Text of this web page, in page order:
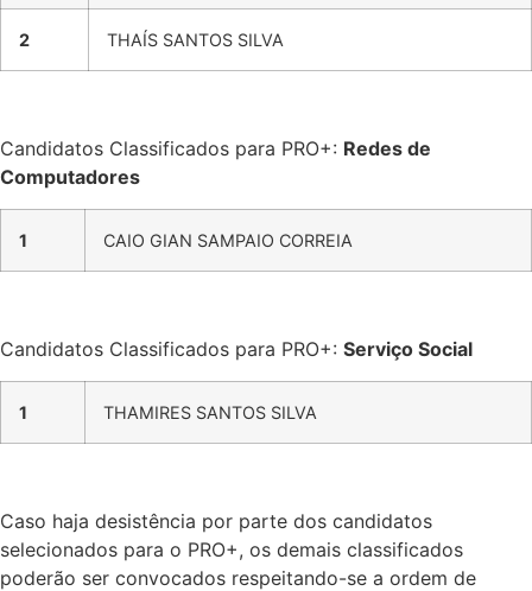
2 THAÍS SANTOS SILVA
Candidatos Classificados para PRO+: Redes de
Computadores
1 CAIO GIAN SAMPAIO CORREIA
Candidatos Classificados para PRO+: Serviço Social
1 THAMIRES SANTOS SILVA
Caso haja desistência por parte dos candidatos
selecionados para o PRO+, os demais classificados
poderão ser convocados respeitando-se a ordem de